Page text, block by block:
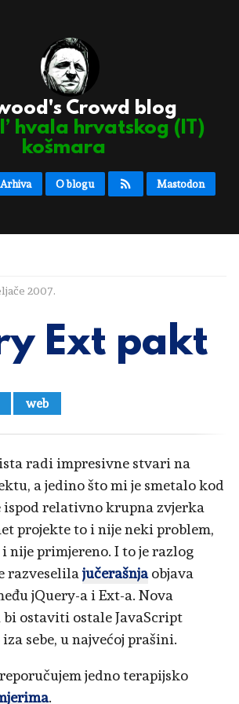
Crowd blog
hvala hrvatskog (IT)
košmara
Arhiva O blogu Mastodon
2007.
Ext pakt
web
radi impresivne stvari na
a jedino što mi je smetalo kod
ispod relativno krupna zvjerka
projekte to i nije neki problem,
nije primjereno. I to je razlog
razveselila jučerašnjaobjava
jQuery-a i Ext-a. Nova
ostaviti ostale JavaScript
sebe, u najvećoj prašini.
jedno terapijsko
.